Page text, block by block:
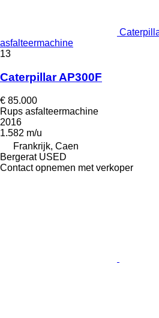
asfalteermachine
13
Caterpillar AP300F
€ 85.000
Rups asfalteermachine
2016
1.582 m/u
Frankrijk, Caen
Bergerat USED
Contact opnemen met verkoper